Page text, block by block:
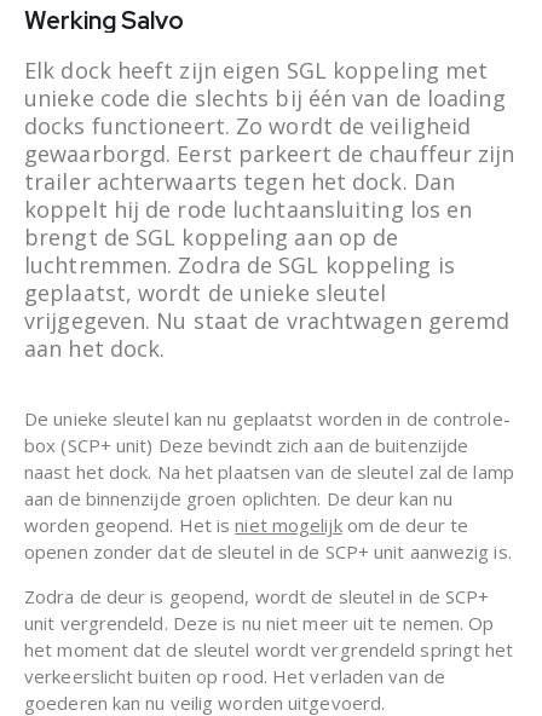
Werking Salvo
Elk dock heeft zijn eigen SGL koppeling met
unieke code die slechts bij één van de loading
docks functioneert. Zo wordt de veiligheid
gewaarborgd. Eerst parkeert de chauffeur zijn
trailer achterwaarts tegen het dock. Dan
koppelt hij de rode luchtaansluiting los en
brengt de SGL koppeling aan op de
luchtremmen. Zodra de SGL koppeling is
geplaatst, wordt de unieke sleutel
vrijgegeven. Nu staat de vrachtwagen geremd
aan het dock.
De unieke sleutel kan nu geplaatst worden in de controle-
box (SCP+ unit) Deze bevindt zich aan de buitenzijde
naast het dock. Na het plaatsen van de sleutel zal de lamp
aan de binnenzijde groen oplichten. De deur kan nu
worden geopend. Het isniet mogelijkom de deur te
openen zonder dat de sleutel in de SCP+ unit aanwezig is.
Zodra de deur is geopend, wordt de sleutel in de SCP+
unit vergrendeld. Deze is nu niet meer uit te nemen. Op
het moment dat de sleutel wordt vergrendeld springt het
verkeerslicht buiten op rood. Het verladen van de
goederen kan nu veilig worden uitgevoerd.